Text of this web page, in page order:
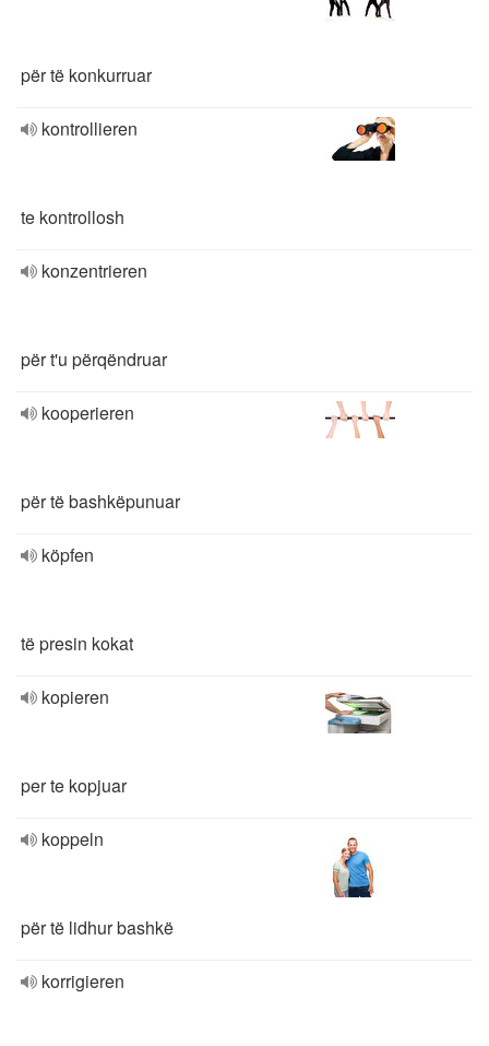
për të konkurruar
kontrollieren
te kontrollosh
konzentrieren
për t'u përqëndruar
kooperieren
për të bashkëpunuar
köpfen
të presin kokat
kopieren
per te kopjuar
koppeln
për të lidhur bashkë
korrigieren